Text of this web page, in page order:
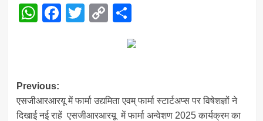
WhatsApp
Facebook
Twitter
CopyShare
Post
navigation
Previous:
एसजीआरआरयू में फार्मा उद्यमिता एवम् फार्मा स्टार्टअप्स पर विषेशज्ञों ने
दिखाई नई राहें एसजीआरआरयू में फार्मा अन्वेशण 2025 कार्यक्रम का